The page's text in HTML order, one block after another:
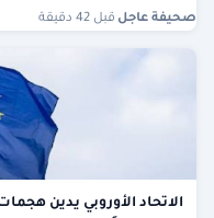
صحيفة عاجل قبل 42 دقيقة
الاتحاد الأوروبي يدين